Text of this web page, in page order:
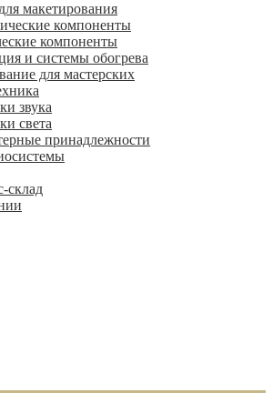
макетирования
компоненты
компоненты
и системы обогрева
для мастерских
звука
света
принадлежности
склад